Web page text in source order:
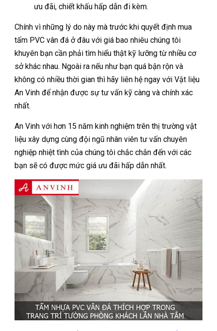
ưu đãi, chiết khấu hấp dẫn đi kèm.
Chính vì những lý do này mà trước khi quyết định mua
tấm PVC vân đá ở đâu với giá bao nhiêu chúng tôi
khuyên bạn cần phải tìm hiểu thật kỹ lưỡng từ nhiều cơ
sở khác nhau. Ngoài ra nếu như bạn quá bận rộn và
không có nhiều thời gian thì hãy liên hệ ngay với Vật liệu
An Vinh để nhận được sự tư vấn kỹ càng và chính xác
nhất.
An Vinh với hơn 15 năm kinh nghiệm trên thị trường vật
liệu xây dựng cùng đội ngũ nhân viên tư vấn chuyên
nghiệp nhiệt tình của chúng tôi chắc chắn đến với các
bạn sẽ có được mức giá ưu đãi hấp dẫn nhất.